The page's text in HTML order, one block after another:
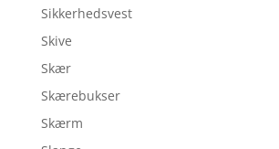
Sikkerhedsvest
Skive
Skær
Skærebukser
Skærm